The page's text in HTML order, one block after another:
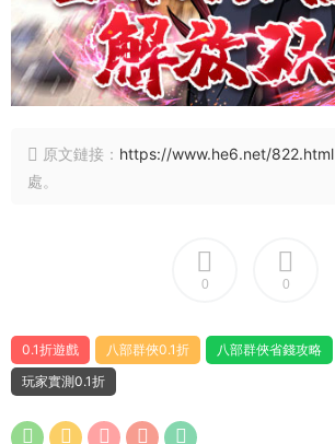
原文鏈接： https://www.he6.net/822.html
處。
0 0
0.1折遊戲 八部群俠0.1折 八部群俠省錢攻略
玩家實測0.1折